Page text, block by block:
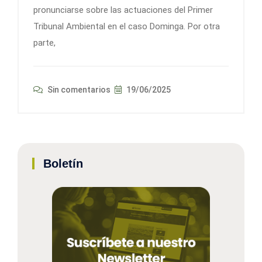
pronunciarse sobre las actuaciones del Primer
Tribunal Ambiental en el caso Dominga. Por otra
parte,
Sin comentarios 19/06/2025
Boletín